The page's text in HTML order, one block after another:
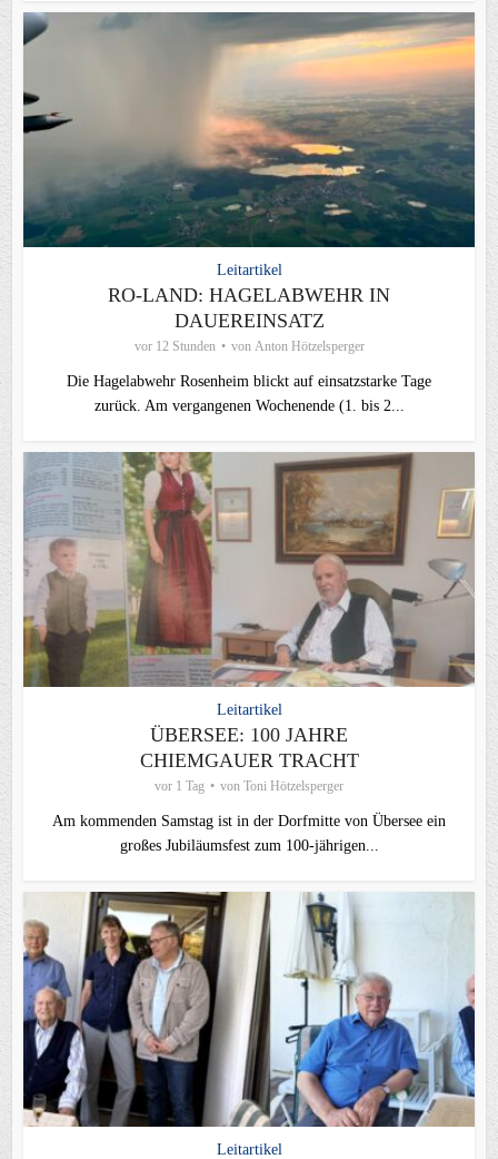
Leitartikel
RO-LAND: HAGELABWEHR IN
DAUEREINSATZ
vor 12 Stunden von Anton Hötzelsperger
Die Hagelabwehr Rosenheim blickt auf einsatzstarke Tage
zurück. Am vergangenen Wochenende (1. bis 2...
Leitartikel
ÜBERSEE: 100 JAHRE
CHIEMGAUER TRACHT
vor 1 Tag von Toni Hötzelsperger
Am kommenden Samstag ist in der Dorfmitte von Übersee ein
großes Jubiläumsfest zum 100-jährigen...
Leitartikel